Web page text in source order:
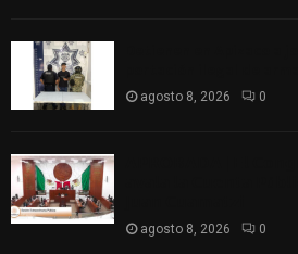
agosto 8, 2026 0
agosto 8, 2026 0